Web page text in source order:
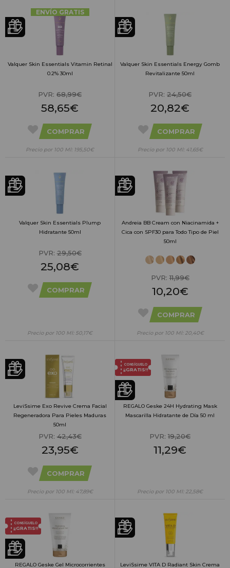
ENVÍO GRATIS
Valquer Skin Essentials Vitamin Retinal
0.2% 30ml
PVR: 68,99€
58,65€
COMPRAR
Precio por 100 Ml: 195,50€
Valquer Skin Essentials Energy Gomb
Revitalizante 50ml
PVR: 24,50€
20,82€
COMPRAR
Precio por 100 Ml: 41,65€
Valquer Skin Essentials Plump
Hidratante 50ml
PVR:29,50€
25,08€
COMPRAR
Precio por 100 Ml: 50,17€
Andreia BB Cream con Niacinamida +
Cica con SPF30 para Todo Tipo de Piel
50ml
PVR:11,99€
10,20€
COMPRAR
Precio por 100 Ml: 20,40€
LeviSsime Exo Revive Crema Facial
Regeneradora Para Pieles Maduras
50ml
PVR:42,43€
23,95€
COMPRAR
Precio por 100 Ml: 47,89€
CONSÍGUELO
¡¡GRATIS!!
REGALO Geske 24H Hydrating Mask
Mascarilla Hidratante de Día 50 ml
PVR: 19,20€
11,29€
Precio por 100 Ml: 22,58€
CONSÍGUELO
¡¡GRATIS!!
REGALO Geske Gel Microcorrientes
LeviSsime VITA D Radiant Skin Crema